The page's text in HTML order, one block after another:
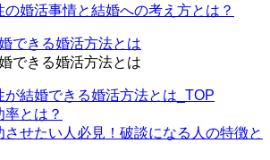
の婚活事情と結婚への考え方とは？
できる婚活方法とは
できる婚活方法とは
が結婚できる婚活方法とは_TOP
とは？
させたい人必見！破談になる人の特徴と